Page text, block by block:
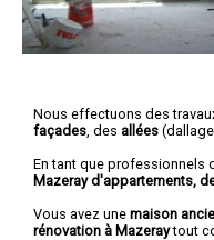
Nous effectuons des
façades , des allées
En tant que professionnels
Mazeray d'appartements,
Vous avez une maison
rénovation à Mazeraytout